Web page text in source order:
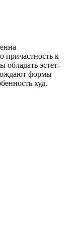
причастность к
эстет-
формы
худ.